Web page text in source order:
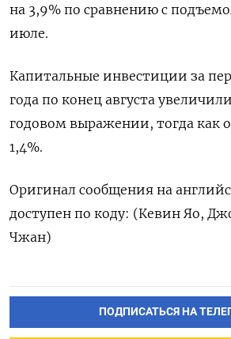
на 3,9% по сравнению с
июле.
Капитальные инвестиции за
года по конец августа
годовом выражении, тогда как
1,4%.
Оригинал сообщения на
доступен по коду: (Кевин Яо,
Чжан)
ПОДПИСАТЬСЯ НА